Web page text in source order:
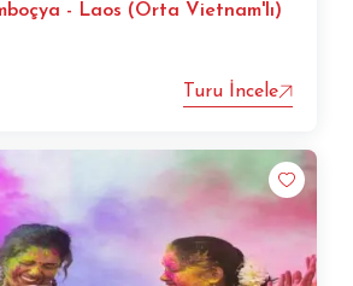
- Laos (Orta Vietnam'lı)
Turu İncele